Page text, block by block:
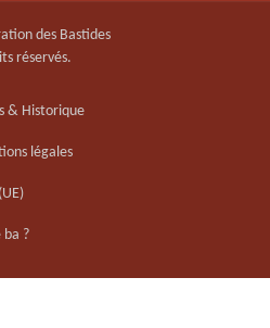
des Bastides
réservés.
& Historique
légales
ba ?